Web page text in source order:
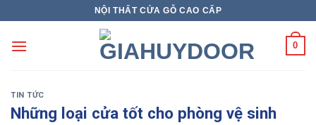
content
NỘI THẤT CỬA GỖ CAO CẤP
0
TIN TỨC
Những loại cửa tốt cho phòng vệ sinh